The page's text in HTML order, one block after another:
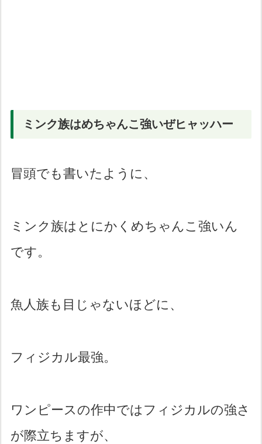
ミンク族はめちゃんこ強いぜヒャッハー
冒頭でも書いたように、
ミンク族はとにかくめちゃんこ強いん
です。
魚人族も目じゃないほどに、
フィジカル最強。
ワンピースの作中ではフィジカルの強さ
が際立ちますが、